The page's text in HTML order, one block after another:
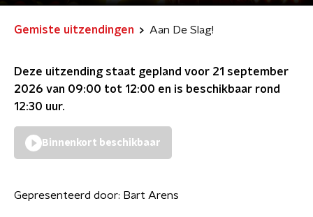
Gemiste uitzendingen Aan De Slag!
Deze uitzending staat gepland voor 21 september
2026 van 09:00 tot 12:00 en is beschikbaar rond
12:30 uur.
Binnenkort beschikbaar
Gepresenteerd door: Bart Arens